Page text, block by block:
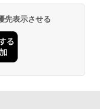
先表示させる